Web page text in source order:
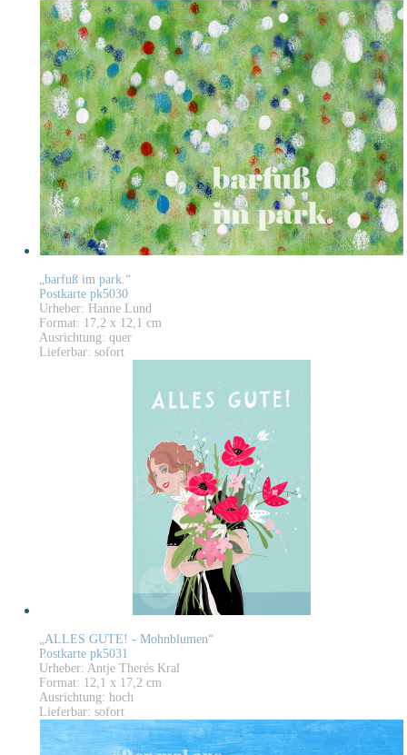
„barfuß im park.“
Postkarte pk5030
Urheber: Hanne Lund
Format: 17,2 x 12,1 cm
Ausrichtung: quer
Lieferbar: sofort
„ALLES GUTE! - Mohnblumen“
Postkarte pk5031
Urheber: Antje Therés Kral
Format: 12,1 x 17,2 cm
Ausrichtung: hoch
Lieferbar: sofort